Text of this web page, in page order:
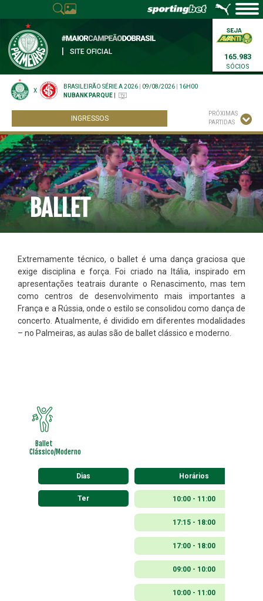
SITE OFICIAL
165.983
SÓCIOS
X
BRASILEIRÃO SÉRIE A 2026 09/08/2026
16H00
NUBANK PARQUE
INGRESSOS
PRÓXIMAS
PARTIDAS
BALLET
Extremamente técnico, o ballet é uma dança graciosa que
exige disciplina e força. Foi criado na Itália, inspirado em
apresentações teatrais durante o Renascimento, mas tem
como centros de desenvolvimento mais importantes a
França e a Rússia, onde o estilo se consolidou como dança de
concerto. Atualmente, é dividido em diferentes modalidades
– no Palmeiras, as aulas são de ballet clássico e moderno.
Ballet
Clássico/Moderno
Dias Horários
Ter 10:00 - 11:00
17:15 - 18:00
17:00 - 18:00
09:00 - 10:00
10:00 - 11:00